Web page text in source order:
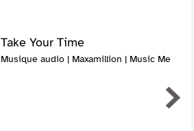
Take Your Time
Musique audio | Maxamillion | Music Me